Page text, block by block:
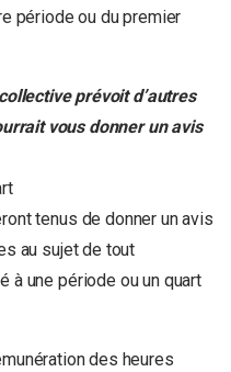
période ou du premier
prévoit d’autres
vous donner un avis
tenus de donner un avis
au sujet de tout
à une période ou un quart
des heures